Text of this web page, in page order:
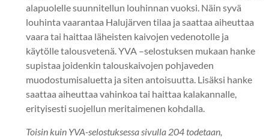
alapuolelle suunnitellun louhinnan vuoksi. Näin syvä
louhinta vaarantaa Halujärven tilaa ja saattaa aiheuttaa
vaara tai haittaa läheisten kaivojen vedenotolle ja
käytölle talousvetenä. YVA –selostuksen mukaan hanke
supistaa joidenkin talouskaivojen pohjaveden
muodostumisaluetta ja siten antoisuutta. Lisäksi hanke
saattaa aiheuttaa vahinkoa tai haittaa kalakannalle,
erityisesti suojellun meritaimenen kohdalla.
Toisin kuin YVA-selostuksessa sivulla 204 todetaan,